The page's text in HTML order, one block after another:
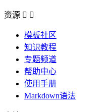
资源  
模板社区
知识教程
专题频道
帮助中心
使用手册
Markdown语法